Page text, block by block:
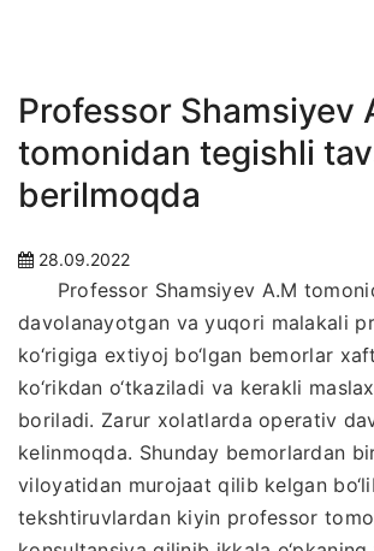
Professor Shamsiyev
tomonidan tegishli
berilmoqda
28.09.2022
Professor Shamsiyev A.M
davolanayotgan va yuqori malakali
ko‘rigiga extiyoj bo‘lgan bemorlar
ko‘rikdan o‘tkaziladi va kerakli
boriladi. Zarur xolatlarda operativ
kelinmoqda. Shunday bemorlardan
viloyatidan murojaat qilib kelgan
tekshtiruvlardan kiyin professor